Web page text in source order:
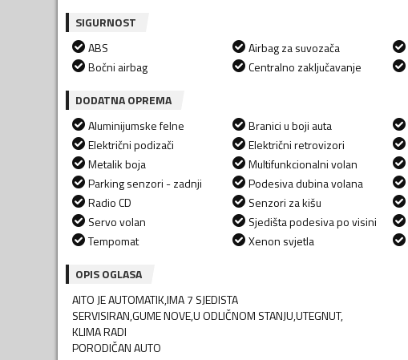
SIGURNOST
ABS
Bočni airbag
Airbag za suvozača
Centralno zaključavanje
DODATNA OPREMA
Aluminijumske felne
Električni podizači
Metalik boja
Parking senzori - zadnji
Radio CD
Servo volan
Tempomat
Branici u boji auta
Električni retrovizori
Multifunkcionalni volan
Podesiva dubina volana
Senzori za kišu
Sjedišta podesiva po visini
Xenon svjetla
OPIS OGLASA
AITO JE AUTOMATIK,IMA 7 SJEDISTA
SERVISIRAN,GUME NOVE,U ODLIČNOM STANJU,UTEGNUT,
KLIMA RADI
PORODIČAN AUTO